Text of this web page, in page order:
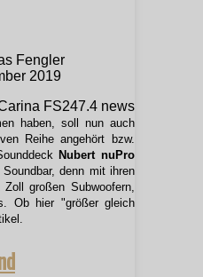
Fengler
2019
haben, soll nun auch
Reihe angehört bzw.
Nubert nuPro
denn mit ihren
großen Subwoofern,
Ob hier "größer gleich